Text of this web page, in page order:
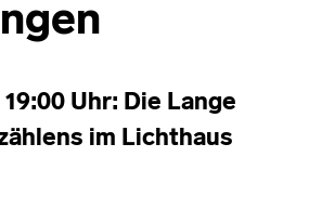
19:00 Uhr: Die Lange
im Lichthaus